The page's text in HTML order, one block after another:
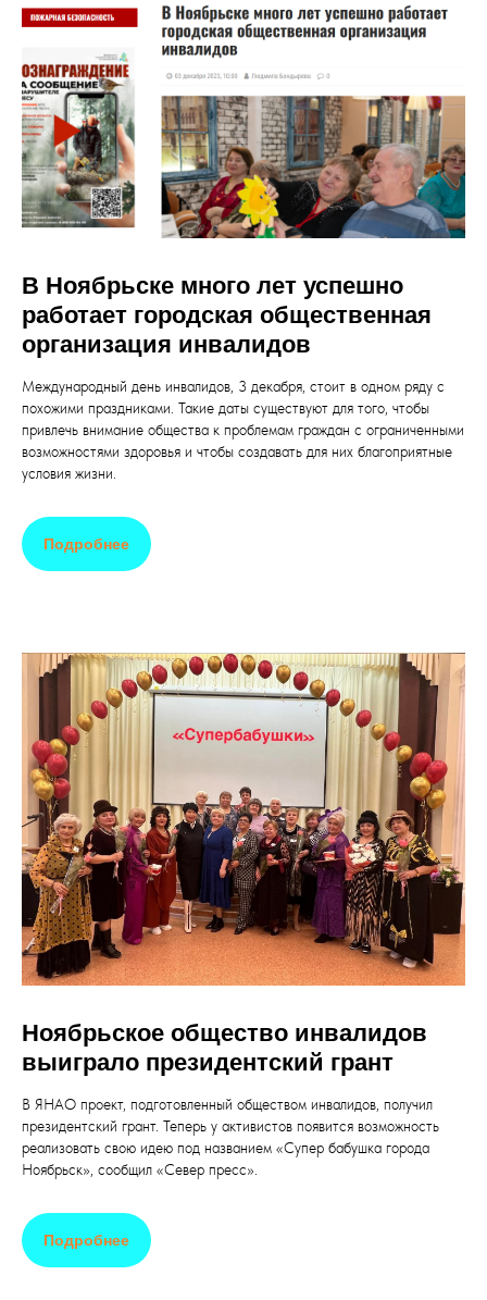
В Ноябрьске много лет успешно
работает городская общественная
организация инвалидов
Международный день инвалидов, 3 декабря, стоит в одном ряду с
похожими праздниками. Такие даты существуют для того, чтобы
привлечь внимание общества к проблемам граждан с ограниченными
возможностями здоровья и чтобы создавать для них благоприятные
условия жизни.
Подробнее
Ноябрьское общество инвалидов
выиграло президентский грант
В ЯНАО проект, подготовленный обществом инвалидов, получил
президентский грант. Теперь у активистов появится возможность
реализовать свою идею под названием «Супер бабушка города
Ноябрьск», сообщил «Север пресс».
Подробнее